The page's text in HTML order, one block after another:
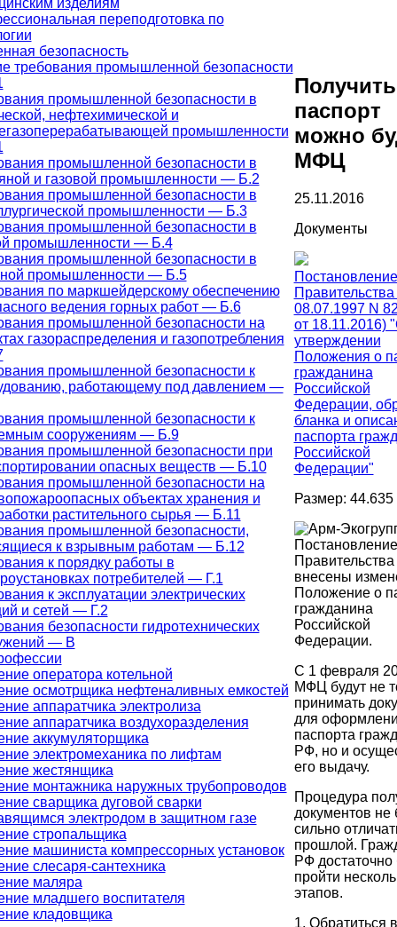
переподготовка по
безопасность
требования промышленной безопасности
промышленной безопасности в
нефтехимической и
промышленности
промышленной безопасности в
и газовой промышленности — Б.2
промышленной безопасности в
промышленности — Б.3
промышленной безопасности в
промышленности — Б.4
промышленной безопасности в
промышленности — Б.5
по маркшейдерскому обеспечению
ведения горных работ — Б.6
промышленной безопасности на
газораспределения и газопотребления
промышленной безопасности к
работающему под давлением —
промышленной безопасности к
сооружениям — Б.9
промышленной безопасности при
опасных веществ — Б.10
промышленной безопасности на
объектах хранения и
растительного сырья — Б.11
промышленной безопасности,
к взрывным работам — Б.12
к порядку работы в
потребителей — Г.1
к эксплуатации электрических
и сетей — Г.2
безопасности гидротехнических
— В
оператора котельной
осмотрщика нефтеналивных емкостей
аппаратчика электролиза
аппаратчика воздухоразделения
аккумуляторщика
электромеханика по лифтам
жестянщика
монтажника наружных трубопроводов
сварщика дуговой сварки
электродом в защитном газе
стропальщика
машиниста компрессорных установок
слесаря-сантехника
маляра
младшего воспитателя
кладовщика
Получить
паспорт
можно
МФЦ
25.11.2016
Документы
Постановление
08.07.1997 N
от 18.11.2016)
утверждении
Положения о
гражданина
Российской
Федерации,
бланка и
паспорта
Российской
Федерации"
Размер: 44.635
внесены
Положение о
гражданина
Российской
Федерации.
С 1 февраля
МФЦ будут не
принимать
для
паспорта
РФ, но и
его выдачу.
Процедура
документов не
сильно
прошлой.
РФ достаточно
пройти
этапов.
1. Обратиться в